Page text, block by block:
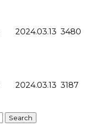
2024.03.13 3480
2024.03.13 3187
Search